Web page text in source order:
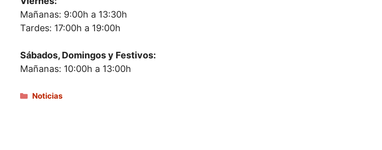
Mañanas: 9:00h a 13:30h
Tardes: 17:00h a 19:00h
Sábados, Domingos y Festivos:
Mañanas: 10:00h a 13:00h
Categorías
Noticias